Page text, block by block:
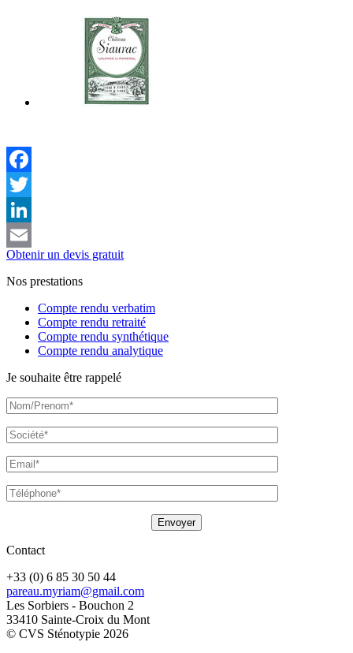
Facebook
Twitter
LinkedIn
Email
Obtenir un devis gratuit
Nos prestations
Compte rendu verbatim
Compte rendu retraité
Compte rendu synthétique
Compte rendu analytique
Je souhaite être rappelé
Contact
+33 (0) 6 85 30 50 44
pareau.myriam@gmail.com
Les Sorbiers - Bouchon 2
33410 Sainte-Croix du Mont
© CVS Sténotypie 2026